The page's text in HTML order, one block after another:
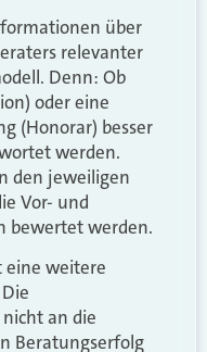
über
relevanter
Denn: Ob
oder eine
(Honorar) besser
werden.
den jeweiligen
Vor- und
bewertet werden.
eine weitere
an die
Beratungserfolg